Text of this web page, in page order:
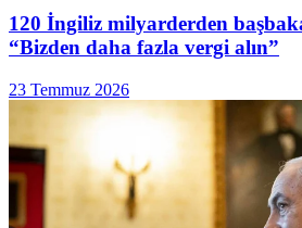
120 İngiliz milyarderden
“Bizden daha fazla vergi alın”
23 Temmuz 2026